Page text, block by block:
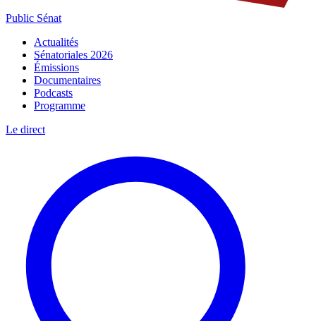
Public Sénat
Actualités
Sénatoriales 2026
Émissions
Documentaires
Podcasts
Programme
Le direct